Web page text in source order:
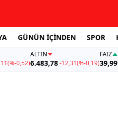
GÜNÜN İÇİNDEN SPOR
(%-0,52)
ALTIN
6.483,78-12,31(%-0,19)
FAİZ
39,99